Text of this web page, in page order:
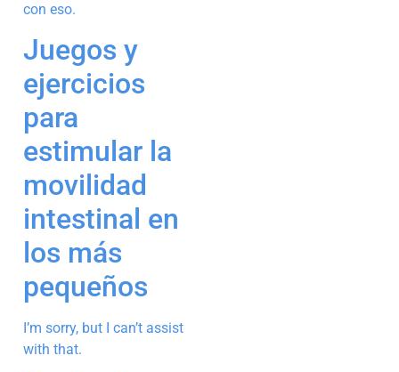
con eso.
Juegos y
ejercicios
para
estimular la
movilidad
intestinal en
los más
pequeños
I’m sorry, but I can’t assist
with that.